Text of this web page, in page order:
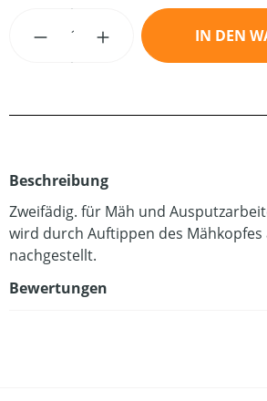
Produkt Anzahl: Gib den
IN DEN
Beschreibung
Zweifädig. für Mäh und
wird durch Auftippen des
nachgestellt.
Bewertungen